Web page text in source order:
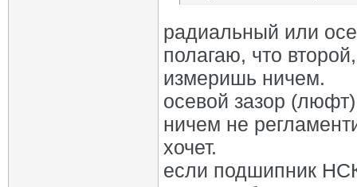
радиальный или
полагаю, что
измеришь ничем.
осевой зазор
ничем не
хочет.
если подшипник